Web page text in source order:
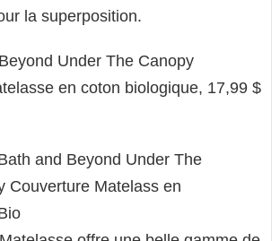
la superposition.
Under The Canopy
en coton biologique, 17,99 $